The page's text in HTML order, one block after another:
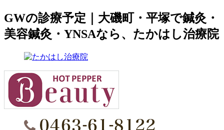
GWの診療予定｜大磯町・平塚で鍼灸・
美容鍼灸・YNSAなら、たかはし治療院